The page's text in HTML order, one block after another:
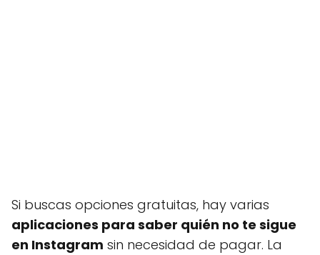
Si buscas opciones gratuitas, hay varias
aplicaciones para saber quién no te sigue
en Instagram sin necesidad de pagar. La